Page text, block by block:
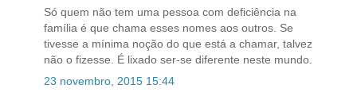
Só quem não tem uma pessoa com deficiência na
família é que chama esses nomes aos outros. Se
tivesse a mínima noção do que está a chamar, talvez
não o fizesse. É lixado ser-se diferente neste mundo.
23 novembro, 2015 15:44